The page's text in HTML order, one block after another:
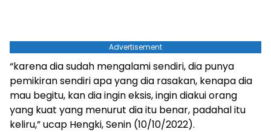
Advertisement
“karena dia sudah mengalami sendiri, dia punya
pemikiran sendiri apa yang dia rasakan, kenapa dia
mau begitu, kan dia ingin eksis, ingin diakui orang
yang kuat yang menurut dia itu benar, padahal itu
keliru,” ucap Hengki, Senin (10/10/2022).